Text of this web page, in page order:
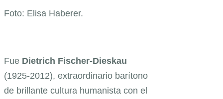
Foto: Elisa Haberer.
Fue Dietrich Fischer-Dieskau
(1925-2012), extraordinario barítono
de brillante cultura humanista con el